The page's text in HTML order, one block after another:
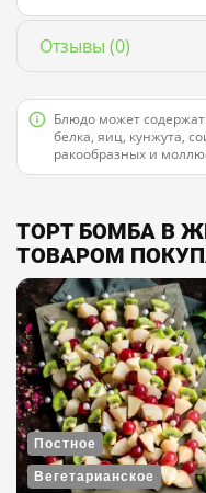
Отзывы (0)
Блюдо может
белка, яиц, кунжута,
ракообразных и
ТОРТ БОМБА В
ТОВАРОМ
Вегетарианское
Постное